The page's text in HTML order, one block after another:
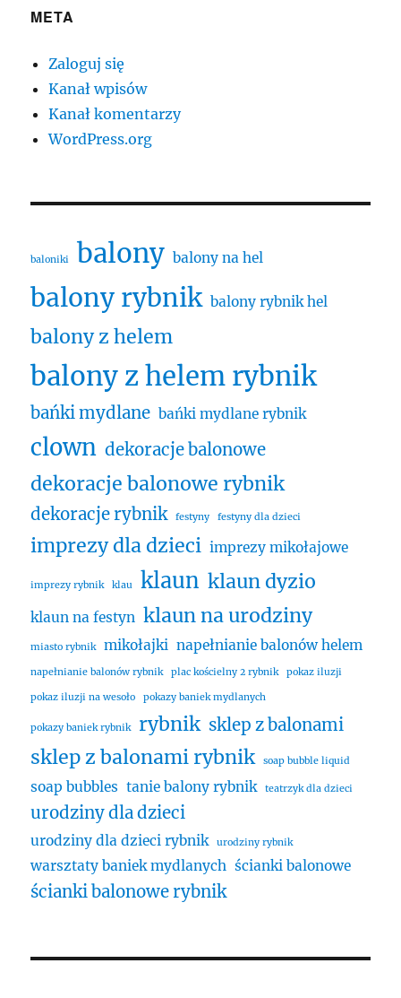
META
Zaloguj się
Kanał wpisów
Kanał komentarzy
WordPress.org
baloniki balony balony na hel
balony rybnik balony rybnik hel
balony z helem
balony z helem rybnik
bańki mydlane bańki mydlane rybnik
clown dekoracje balonowe
dekoracje balonowe rybnik
dekoracje rybnik festyny festyny dla dzieci
imprezy dla dzieci imprezy mikołajowe
imprezy rybnik klau klaun klaun dyzio
klaun na festyn klaun na urodziny
miasto rybnik mikołajki napełnianie balonów helem
napełnianie balonów rybnik plac kościelny 2 rybnik pokaz iluzji
pokaz iluzji na wesoło pokazy baniek mydlanych
pokazy baniek rybnik rybnik sklep z balonami
sklep z balonami rybnik soap bubble liquid
soap bubbles tanie balony rybnik teatrzyk dla dzieci
urodziny dla dzieci
urodziny dla dzieci rybnik urodziny rybnik
warsztaty baniek mydlanych ścianki balonowe
ścianki balonowe rybnik